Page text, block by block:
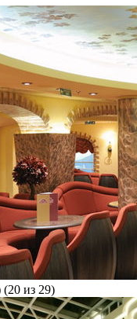
(20 из 29)